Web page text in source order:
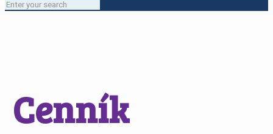
Cenník